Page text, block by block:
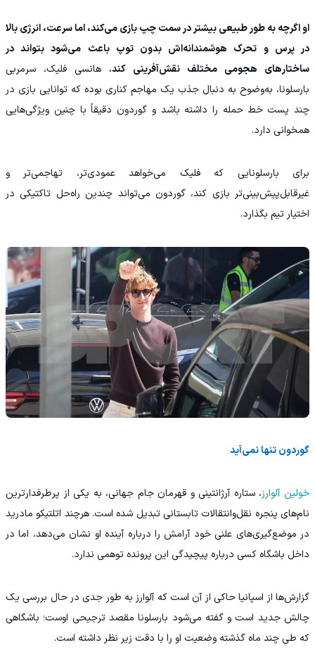
او اگرچه به طور طبیعی بیشتر در سمت چپ بازی می‌کند، اما سرعت، انرژی بالا
در پرس و تحرک هوشمندانه‌اش بدون توپ باعث می‌شود بتواند در
ساختارهای هجومی مختلف نقش‌آفرینی کند. هانسی فلیک، سرمربی
بارسلونا، به‌وضوح به دنبال جذب یک مهاجم کناری بوده که توانایی بازی در
چند پست خط حمله را داشته باشد و گوردون دقیقاً با چنین ویژگی‌هایی
همخوانی دارد.
برای بارسلونایی که فلیک می‌خواهد عمودی‌تر، تهاجمی‌تر و
غیرقابل‌پیش‌بینی‌تر بازی کند، گوردون می‌تواند چندین راه‌حل تاکتیکی در
اختیار تیم بگذارد.
گوردون تنها نمی‌آید
خولین آلوارز، ستاره آرژانتینی و قهرمان جام جهانی، به یکی از پرطرفدارترین
نام‌های پنجره نقل‌وانتقالات تابستانی تبدیل شده است. هرچند اتلتیکو مادرید
در موضع‌گیری‌های علنی خود آرامش را درباره آینده او نشان می‌دهد، اما در
داخل باشگاه کسی درباره پیچیدگی این پرونده توهمی ندارد.
گزارش‌ها از اسپانیا حاکی از آن است که آلوارز به طور جدی در حال بررسی یک
چالش جدید است و گفته می‌شود بارسلونا مقصد ترجیحی اوست؛ باشگاهی
که طی چند ماه گذشته وضعیت او را با دقت زیر نظر داشته است.